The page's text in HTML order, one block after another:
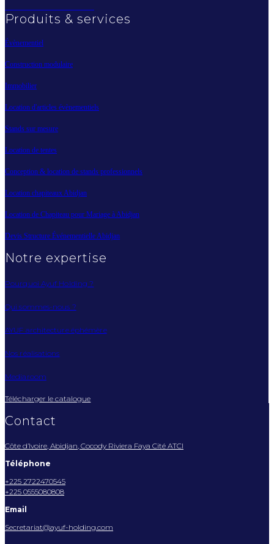
Produits & services
Évènementiel
Construction modulaire
Immobilier
Location d'articles évènementiels
Stands sur mesure
Location de tentes
Conception & location de stands professionnels
Location chapiteaux Abidjan
Location de Chapiteau pour Mariage à Abidjan
Devis Structure Événementielle Abidjan
Notre expertise
Pourquoi Ayuf Holding ?
Qui sommes-nous ?
AYUF architecture éphémère
Nos réalisations
Mediaroom
Télécharger le catalogue
Contact
Côte d’Ivoire, Abidjan, Cocody Riviera Faya Cité ATCI
Téléphone
+225 2722470545
+225 0555080808
Email
Secretariat@ayuf-holding.com